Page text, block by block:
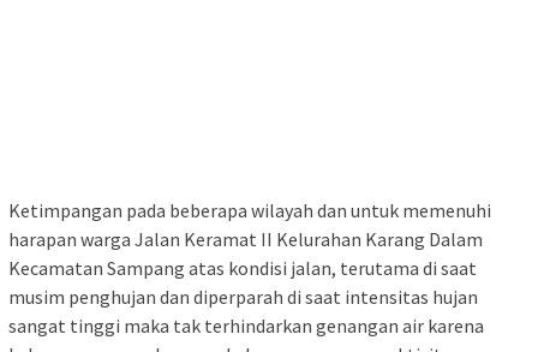
Ketimpangan pada beberapa wilayah dan untuk memenuhi
harapan warga Jalan Keramat II Kelurahan Karang Dalam
Kecamatan Sampang atas kondisi jalan, terutama di saat
musim penghujan dan diperparah di saat intensitas hujan
sangat tinggi maka tak terhindarkan genangan air karena